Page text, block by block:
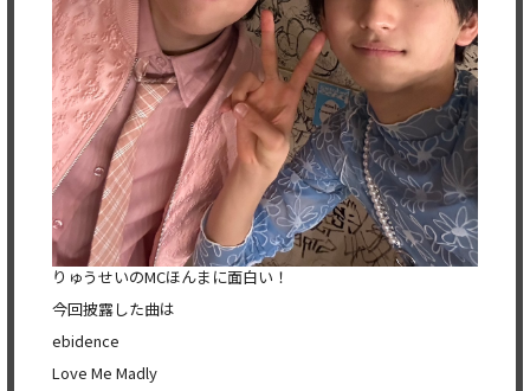
りゅうせいのMCほんまに面白い！
今回披露した曲は
ebidence
Love Me Madly